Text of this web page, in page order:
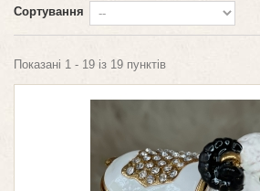
Сортування
Показані 1 - 19 із 19 пунктів